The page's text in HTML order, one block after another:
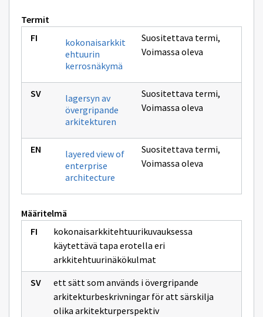
Termit
kokonaisarkkit
ehtuurin
kerrosnäkymä
Suositettava termi,
Voimassa oleva
lagersyn av
övergripande
arkitekturen
Suositettava termi,
Voimassa oleva
layered view of
enterprise
architecture
Suositettava termi,
Voimassa oleva
Määritelmä
kokonaisarkkitehtuurikuvauksessa
käytettävä tapa erotella eri
arkkitehtuurinäkökulmat
ett sätt som används i övergripande
arkitekturbeskrivningar för att särskilja
olika arkitekturperspektiv